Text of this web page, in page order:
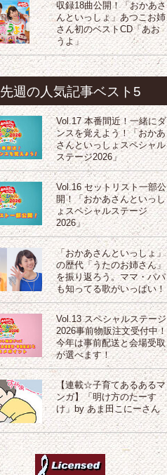
収録18曲公開！「おかあさ
んといっしょ」あつこお姉
さん初のベストCD「あお
うよ」
先週の人気記事ベスト5
Vol.17 本番間近！一緒にダ
ンスを覚えよう！「おかあ
さんといっしょスペシャル
ステージ2026」
Vol.16 セットリスト一部公
開！「おかあさんといっし
ょスペシャルステージ
2026」
「おかあさんといっしょ」
の歴代「うたのお姉さん」
を振り返ろう。ママ・パパ
も知ってる歌がいっぱい！
Vol.13 スペシャルステージ
2026事前物販注文受付中！
今年は事前配送と会場受取
が選べます！
【連載☆子育てあるあるマ
ンガ】「明け方のたーす
け」by あま田こにーさん